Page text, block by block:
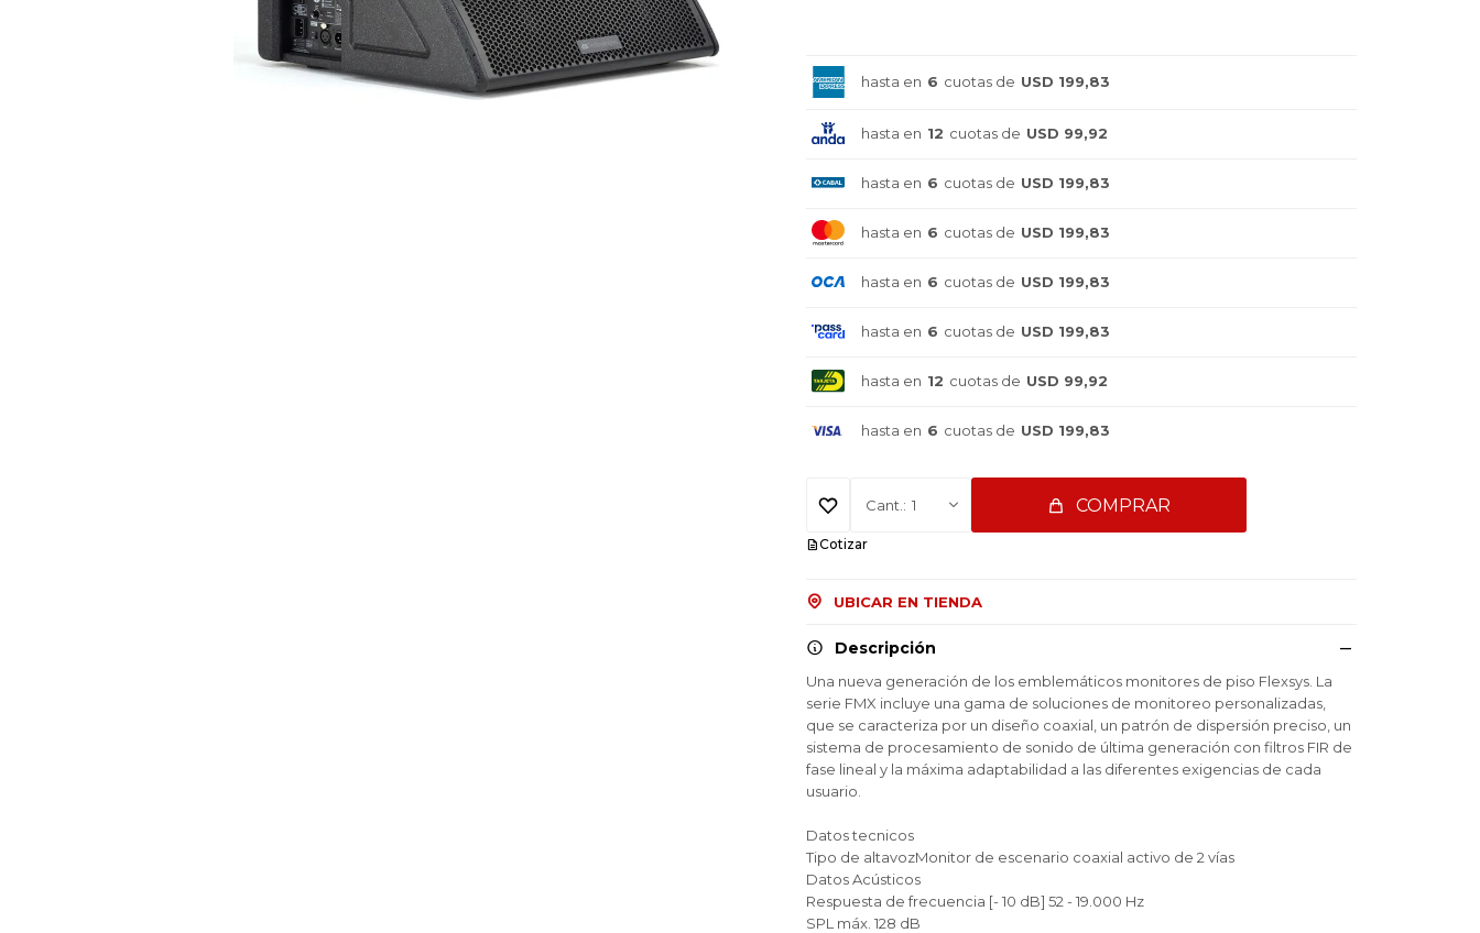
hasta en 6 cuotas de USD 199,83
hasta en 12 cuotas de USD 99,92
hasta en 6 cuotas de USD 199,83
hasta en 6 cuotas de USD 199,83
hasta en 6 cuotas de USD 199,83
hasta en 6 cuotas de USD 199,83
hasta en 12 cuotas de USD 99,92
hasta en 6 cuotas de USD 199,83
1 COMPRAR
Cotizar
UBICAR EN TIENDA
Descripción
Una nueva generación de los emblemáticos monitores de piso Flexsys. La
serie FMX incluye una gama de soluciones de monitoreo personalizadas,
que se caracteriza por un diseño coaxial, un patrón de dispersión preciso, un
sistema de procesamiento de sonido de última generación con filtros FIR de
fase lineal y la máxima adaptabilidad a las diferentes exigencias de cada
usuario.
Datos tecnicos
Tipo de altavozMonitor de escenario coaxial activo de 2 vías
Datos Acústicos
Respuesta de frecuencia [- 10 dB] 52 - 19.000 Hz
SPL máx. 128 dB
¡Sumate a la forma más ágil de
Comprá en 3 cuotas sin recargo o hasta en
¡Sumate a la forma más ágil de
Comprá en 3 cuotas sin recargo o hasta en
¡Sumate a la forma más ágil de
Comprá en 3 cuotas sin recargo o hasta en